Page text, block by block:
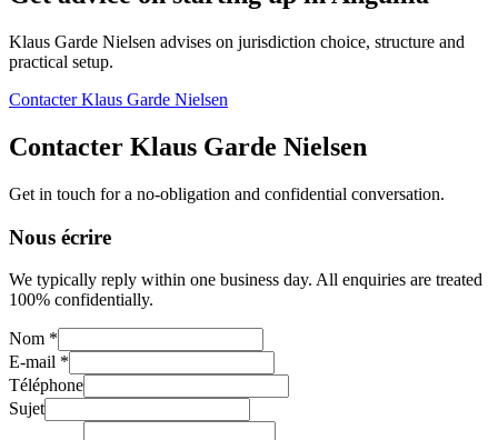
Klaus Garde Nielsen advises on jurisdiction choice, structure and
practical setup.
Contacter Klaus Garde Nielsen
Contacter Klaus Garde Nielsen
Get in touch for a no-obligation and confidential conversation.
Nous écrire
We typically reply within one business day. All enquiries are treated
100% confidentially.
Nom *
E-mail *
Téléphone
Sujet